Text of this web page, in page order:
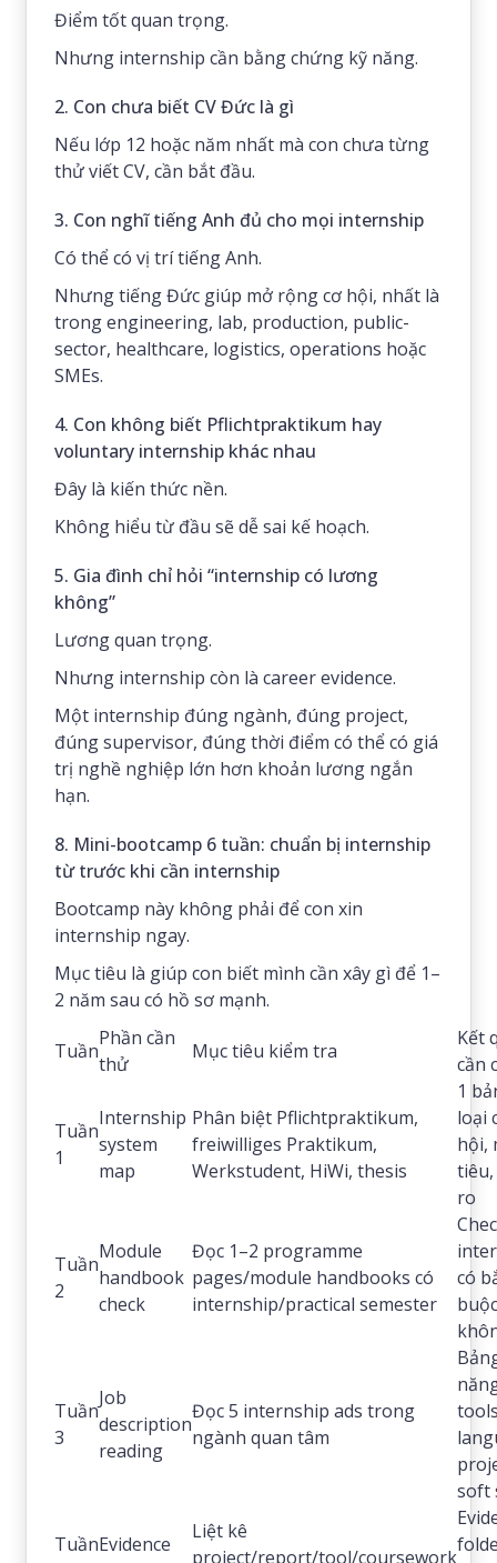
Điểm tốt quan trọng.
Nhưng internship cần bằng chứng kỹ năng.
2. Con chưa biết CV Đức là gì
Nếu lớp 12 hoặc năm nhất mà con chưa từng
thử viết CV, cần bắt đầu.
3. Con nghĩ tiếng Anh đủ cho mọi internship
Có thể có vị trí tiếng Anh.
Nhưng tiếng Đức giúp mở rộng cơ hội, nhất là
trong engineering, lab, production, public-
sector, healthcare, logistics, operations hoặc
SMEs.
4. Con không biết Pflichtpraktikum hay
voluntary internship khác nhau
Đây là kiến thức nền.
Không hiểu từ đầu sẽ dễ sai kế hoạch.
5. Gia đình chỉ hỏi “internship có lương
không”
Lương quan trọng.
Nhưng internship còn là career evidence.
Một internship đúng ngành, đúng project,
đúng supervisor, đúng thời điểm có thể có giá
trị nghề nghiệp lớn hơn khoản lương ngắn
hạn.
8. Mini-bootcamp 6 tuần: chuẩn bị internship
từ trước khi cần internship
Bootcamp này không phải để con xin
internship ngay.
Mục tiêu là giúp con biết mình cần xây gì để 1–
2 năm sau có hồ sơ mạnh.
Tuần
Phần cần
thử
Mục tiêu kiểm tra
Kết
cần
Tuần
1
Internship
system
map
Phân biệt Pflichtpraktikum,
freiwilliges Praktikum,
Werkstudent, HiWi, thesis
1
loại
hội,
ro
Tuần
2
Module
handbook
check
Đọc 1–2 programme
pages/module handbooks có
internship/practical semester
có
Tuần
3
Job
description
reading
Đọc 5 internship ads trong
ngành quan tâm
soft
TuầnEvidence
Liệt kê
project/report/tool/coursework